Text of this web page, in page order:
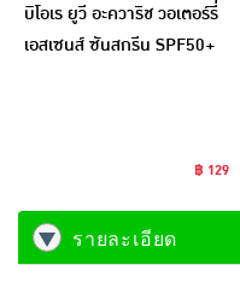
บิโอเร ยูวี อะควาริช วอเตอร์รี่
เอสเซนส์ ซันสกรีน SPF50+
฿ 129
รายละเอียด